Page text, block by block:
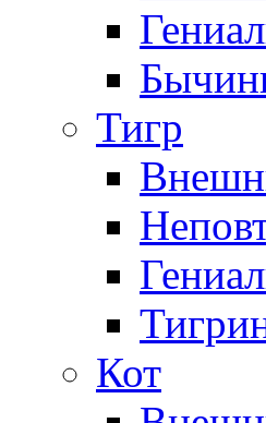
Тигр
Кот